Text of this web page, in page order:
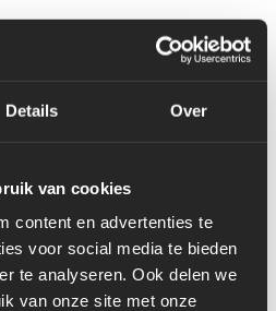
Details Over
van cookies
content en advertenties te
voor social media te bieden
te analyseren. Ook delen we
van onze site met onze